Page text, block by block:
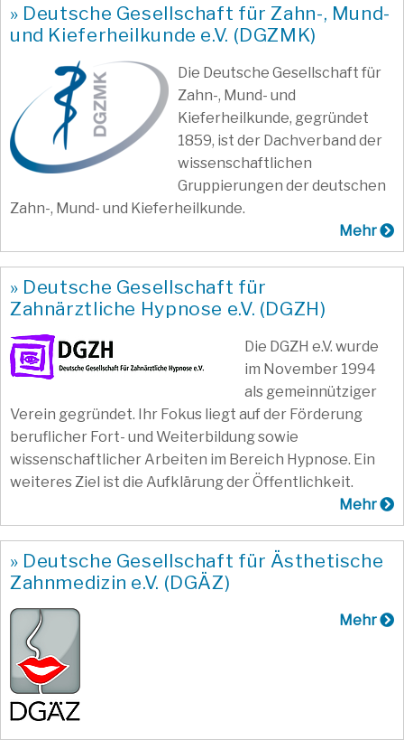
» Deutsche Gesellschaft für Zahn-, Mund-
und Kieferheilkunde e.V. (DGZMK)
Die Deutsche Gesellschaft für
Zahn-, Mund- und
Kieferheilkunde, gegründet
1859, ist der Dachverband der
wissenschaftlichen
Gruppierungen der deutschen
Zahn-, Mund- und Kieferheilkunde.
Mehr
» Deutsche Gesellschaft für
Zahnärztliche Hypnose e.V. (DGZH)
Die DGZH e.V. wurde
im November 1994
als gemeinnütziger
Verein gegründet. Ihr Fokus liegt auf der Förderung
beruflicher Fort- und Weiterbildung sowie
wissenschaftlicher Arbeiten im Bereich Hypnose. Ein
weiteres Ziel ist die Aufklärung der Öffentlichkeit.
Mehr
» Deutsche Gesellschaft für Ästhetische
Zahnmedizin e.V. (DGÄZ)
Mehr